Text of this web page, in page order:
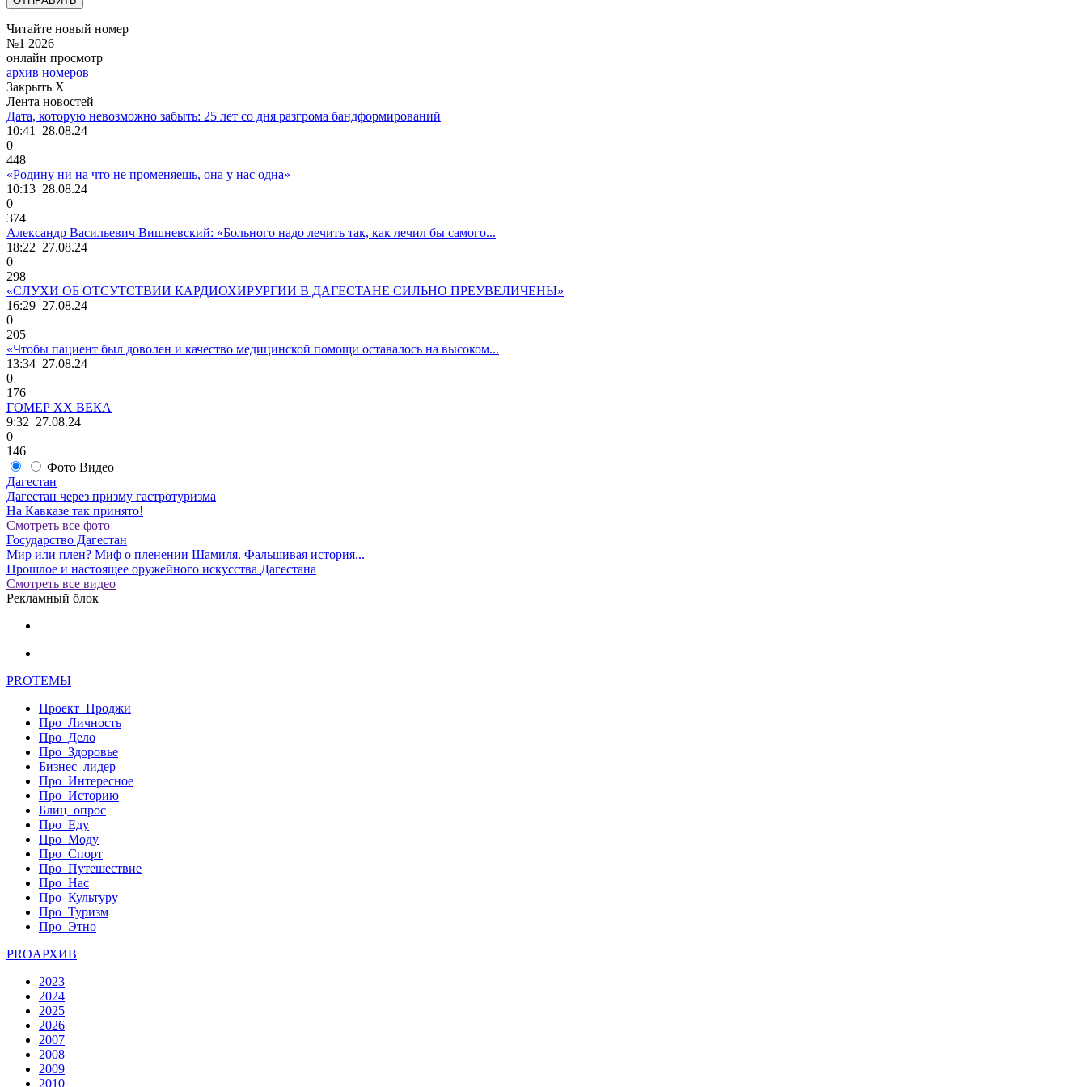
Читайте новый номер
№1 2026
онлайн просмотр
архив номеров
Закрыть X
Лента новостей
Дата, которую невозможно забыть: 25 лет со дня разгрома бандформирований
10:41 28.08.24
0
448
«Родину ни на что не променяешь, она у нас одна»
10:13 28.08.24
0
374
Александр Васильевич Вишневский: «Больного надо лечить так, как лечил бы самого...
18:22 27.08.24
0
298
«СЛУХИ ОБ ОТСУТСТВИИ КАРДИОХИРУРГИИ В ДАГЕСТАНЕ СИЛЬНО ПРЕУВЕЛИЧЕНЫ»
16:29 27.08.24
0
205
«Чтобы пациент был доволен и качество медицинской помощи оставалось на высоком...
13:34 27.08.24
0
176
ГОМЕР ХХ ВЕКА
9:32 27.08.24
0
146
Фото Видео
Дагестан
Дагестан через призму гастротуризма
На Кавказе так принято!
Смотреть все фото
Государство Дагестан
Мир или плен? Миф о пленении Шамиля. Фальшивая история...
Прошлое и настоящее оружейного искусства Дагестана
Смотреть все видео
Рекламный блок
PROТЕМЫ
Проект_Проджи
Про_Личность
Про_Дело
Про_Здоровье
Бизнес_лидер
Про_Интересное
Про_Историю
Блиц_опрос
Про_Еду
Про_Моду
Про_Спорт
Про_Путешествие
Про_Нас
Про_Культуру
Про_Туризм
Про_Этно
PROАРХИВ
2023
2024
2025
2026
2007
2008
2009
2010